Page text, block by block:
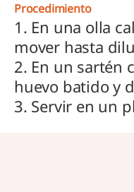
Procedimiento
1. En una olla
mover hasta
2. En un sartén
huevo batido y
3. Servir en un